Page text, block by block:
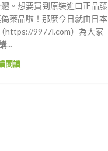
。想要買到原裝進口正品藤
藥品啦！那麼今日就由日本
https://9977l.com）為大家
...
閱讀